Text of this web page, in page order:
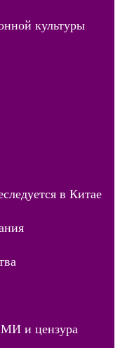
культуры
в Китае
и цензура